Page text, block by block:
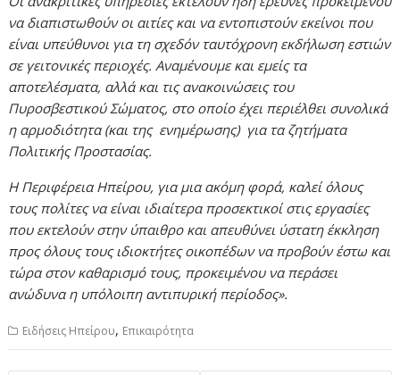
να διαπιστωθούν οι αιτίες και να εντοπιστούν εκείνοι που
είναι υπεύθυνοι για τη σχεδόν ταυτόχρονη εκδήλωση εστιών
σε γειτονικές περιοχές. Αναμένουμε και εμείς τα
αποτελέσματα, αλλά και τις ανακοινώσεις του
Πυροσβεστικού Σώματος, στο οποίο έχει περιέλθει συνολικά
η αρμοδιότητα (και της ενημέρωσης) για τα ζητήματα
Πολιτικής Προστασίας.
Η Περιφέρεια Ηπείρου, για μια ακόμη φορά, καλεί όλους
τους πολίτες να είναι ιδιαίτερα προσεκτικοί στις εργασίες
που εκτελούν στην ύπαιθρο και απευθύνει ύστατη έκκληση
προς όλους τους ιδιοκτήτες οικοπέδων να προβούν έστω και
τώρα στον καθαρισμό τους, προκειμένου να περάσει
ανώδυνα η υπόλοιπη αντιπυρική περίοδος».
Ειδήσεις Ηπείρου, Επικαιρότητα